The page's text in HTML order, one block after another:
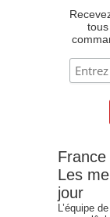
Les
jour
L’équipe de